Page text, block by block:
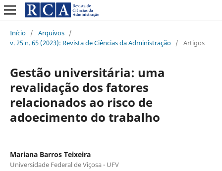
Início / Arquivos /
v. 25 n. 65 (2023): Revista de Ciências da Administração / Artigos
Gestão universitária: uma
revalidação dos fatores
relacionados ao risco de
adoecimento do trabalho
Mariana Barros Teixeira
Universidade Federal de Viçosa - UFV